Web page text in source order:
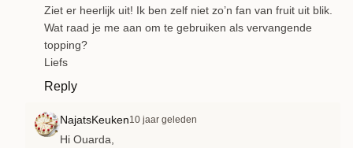
Ziet er heerlijk uit! Ik ben zelf niet zo’n fan van fruit uit blik.
Wat raad je me aan om te gebruiken als vervangende
topping?
Liefs
Reply
NajatsKeuken10 jaar geleden
Hi Ouarda,